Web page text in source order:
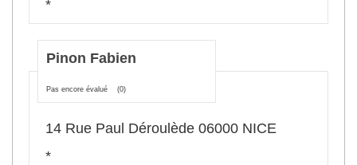
*
Pinon Fabien
Pas encore évalué (0)
14 Rue Paul Déroulède 06000 NICE
*